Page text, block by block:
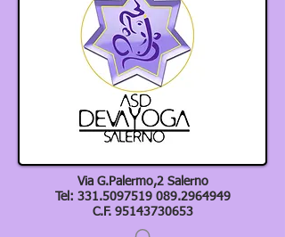
Via G.Palermo,2 Salerno
Tel: 331.5097519 089.2964949
C.F. 95143730653